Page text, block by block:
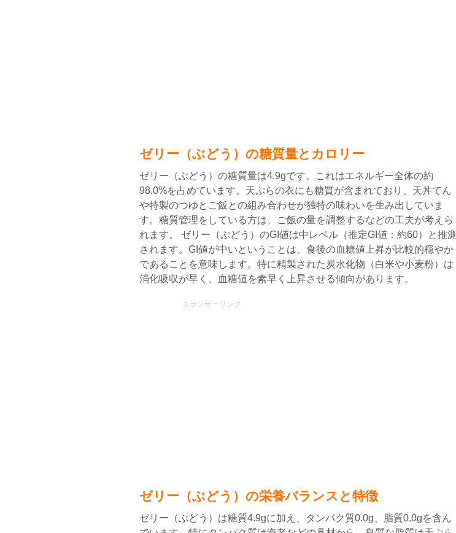
ゼリー（ぶどう）の糖質量とカロリー
ゼリー（ぶどう）の糖質量は4.9gです。これはエネルギー全体の約
98.0%を占めています。天ぷらの衣にも糖質が含まれており、天丼てん
や特製のつゆとご飯との組み合わせが独特の味わいを生み出していま
す。糖質管理をしている方は、ご飯の量を調整するなどの工夫が考えら
れます。 ゼリー（ぶどう）のGI値は中レベル（推定GI値：約60）と推測
されます。GI値が中いということは、食後の血糖値上昇が比較的穏やか
であることを意味します。特に精製された炭水化物（白米や小麦粉）は
消化吸収が早く、血糖値を素早く上昇させる傾向があります。
スポンサーリンク
ゼリー（ぶどう）の栄養バランスと特徴
ゼリー（ぶどう）は糖質4.9gに加え、タンパク質0.0g、脂質0.0gを含ん